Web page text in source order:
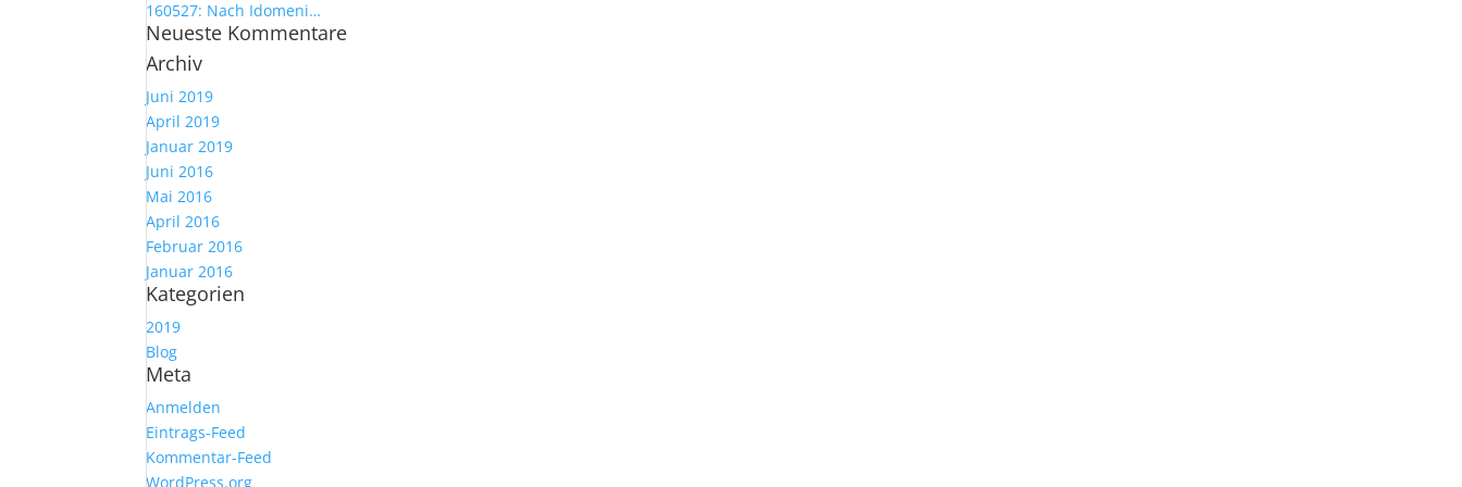
160527: Nach Idomeni…
Neueste Kommentare
Archiv
Juni 2019
April 2019
Januar 2019
Juni 2016
Mai 2016
April 2016
Februar 2016
Januar 2016
Kategorien
2019
Blog
Meta
Anmelden
Eintrags-Feed
Kommentar-Feed
WordPress.org